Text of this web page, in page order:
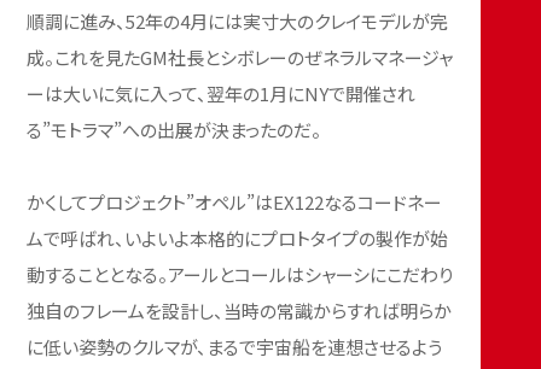
順調に進み、52年の4月には実寸大のクレイモデルが完
成。これを見たGM社長とシボレーのぜネラルマネージャ
ーは大いに気に入って、翌年の1月にNYで開催され
る”モトラマ”への出展が決まったのだ。
かくしてプロジェクト”オペル”はEX122なるコードネー
ムで呼ばれ、いよいよ本格的にプロトタイプの製作が始
動することとなる。アールとコールはシャーシにこだわり
独自のフレームを設計し、当時の常識からすれば明らか
に低い姿勢のクルマが、まるで宇宙船を連想させるよう